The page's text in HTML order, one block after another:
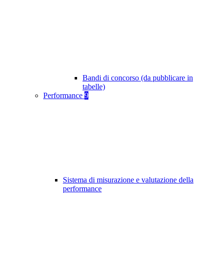
Bandi di concorso (da pubblicare in
tabelle)
Performance 9
Sistema di misurazione e valutazione della
performance